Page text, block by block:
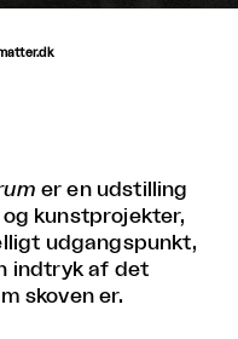
er en udstilling
kunstprojekter,
udgangspunkt,
indtryk af det
skoven er.